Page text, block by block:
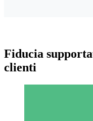
Fiducia
clienti